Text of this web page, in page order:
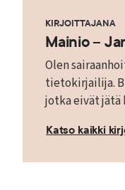
KIRJOITTAJANA
Mainio –
Olen
tietokirjailija.
jotka eivät jätä
Katso kaikki